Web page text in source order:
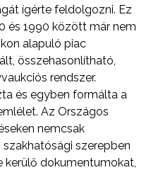
ígérte feldolgozni. Ez
és 1990 között már nem
alapuló piac
összehasonlítható,
rendszer.
és egyben formálta a
Az Országos
nemcsak
szerepben
kerülő dokumentumokat,